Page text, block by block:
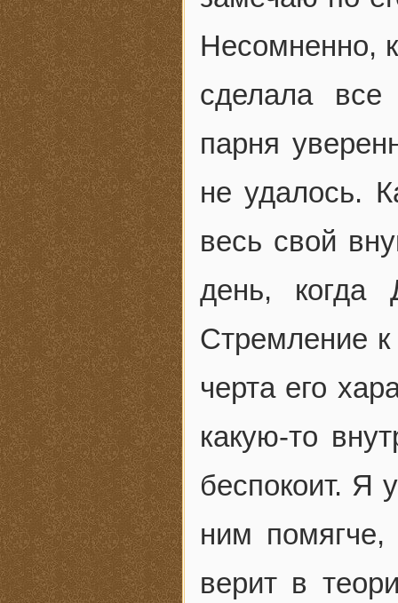
Несомненно,
сделала
парня
не удалось.
весь свой
день, когда
Стремление
черта его
какую-то
беспокоит. Я
ним
верит в